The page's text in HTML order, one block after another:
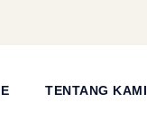
TENTANG KAMI